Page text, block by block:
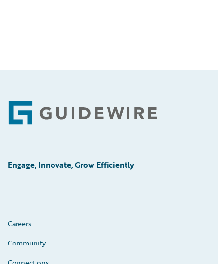
Footer
Engage, Innovate, Grow Efficiently
Careers
Community